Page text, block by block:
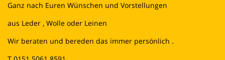
Ganz nach Euren Wünschen und Vorstellungen
aus Leder , Wolle oder Leinen
Wir beraten und bereden das immer persönlich .